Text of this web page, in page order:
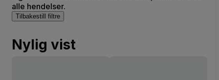
alle hendelser.
Tilbakestill filtre
Nylig vist